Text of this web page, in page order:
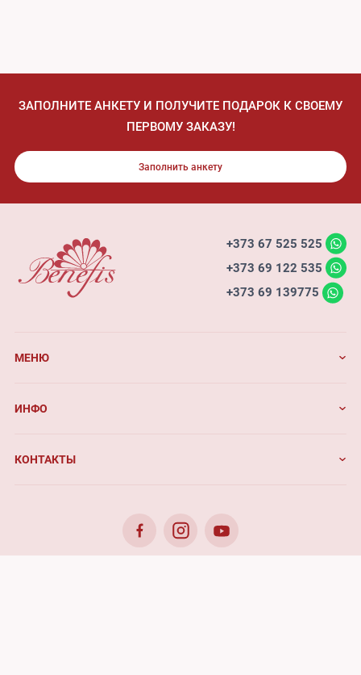
ЗАПОЛНИТЕ АНКЕТУ И ПОЛУЧИТЕ ПОДАРОК К СВОЕМУ
ПЕРВОМУ ЗАКАЗУ!
Заполнить анкету
+373 67 525 525
+373 69 122 535
+373 69 139775
МЕНЮ
ИНФО
КОНТАКТЫ